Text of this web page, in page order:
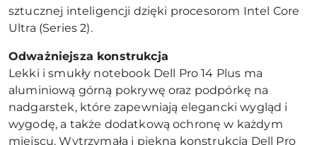
sztucznej inteligencji dzięki procesorom Intel Core
Ultra (Series 2).
Odważniejsza konstrukcja
Lekki i smukły notebook Dell Pro 14 Plus ma
aluminiową górną pokrywę oraz podpórkę na
nadgarstek, które zapewniają elegancki wygląd i
wygodę, a także dodatkową ochronę w każdym
miejscu. Wytrzymała i piękna konstrukcja Dell Pro